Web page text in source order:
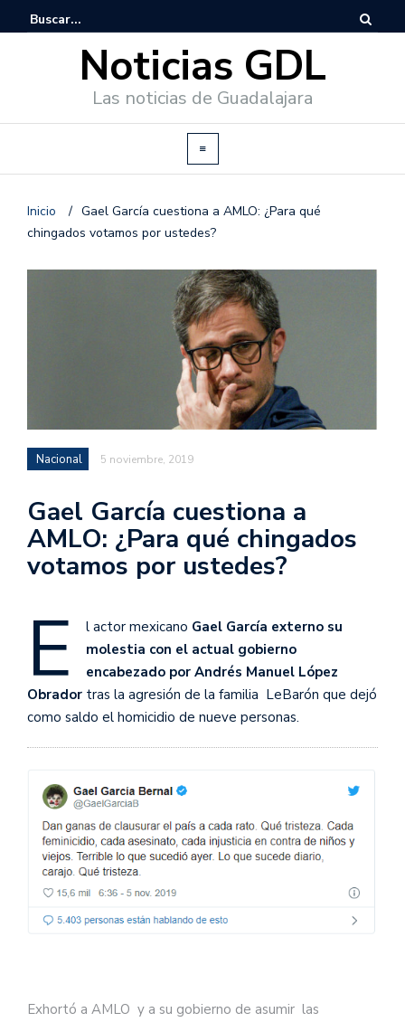
Noticias GDL
Las noticias de Guadalajara
Inicio / Gael García cuestiona a AMLO: ¿Para qué
chingados votamos por ustedes?
Nacional 5 noviembre, 2019
Gael García cuestiona a
AMLO: ¿Para qué chingados
votamos por ustedes?
E l actor mexicano Gael García externo su
molestia con el actual gobierno
encabezado por Andrés Manuel López
Obrador tras la agresión de la familia LeBarón que dejó
como saldo el homicidio de nueve personas.
Exhortó a AMLO y a su gobierno de asumir las